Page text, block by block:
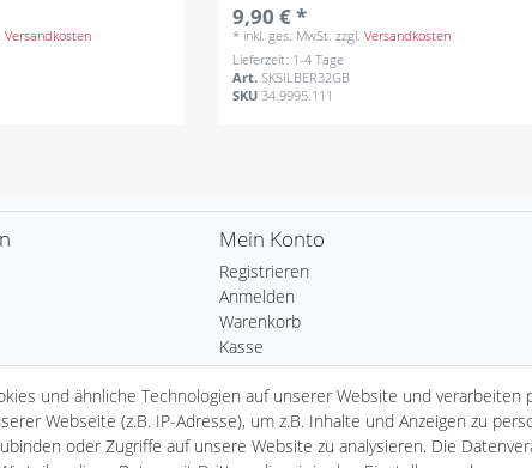
Versandkosten
9,90 € *
* inkl. ges. MwSt. zzgl.Versandkosten
Lieferzeit: 1-4 Tage
Art.SKSILBER32GB
SKU34.9995.111
Mein Konto
Registrieren
Anmelden
Warenkorb
Kasse
Wunschliste
und ähnliche Technologien auf unserer Website und verarbeiten
Webseite (z.B. IP-Adresse), um z.B. Inhalte und Anzeigen zu
oder Zugriffe auf unsere Website zu analysieren. Die